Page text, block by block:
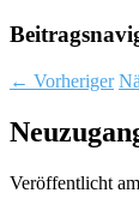
← Vorheriger
Veröffentlicht am